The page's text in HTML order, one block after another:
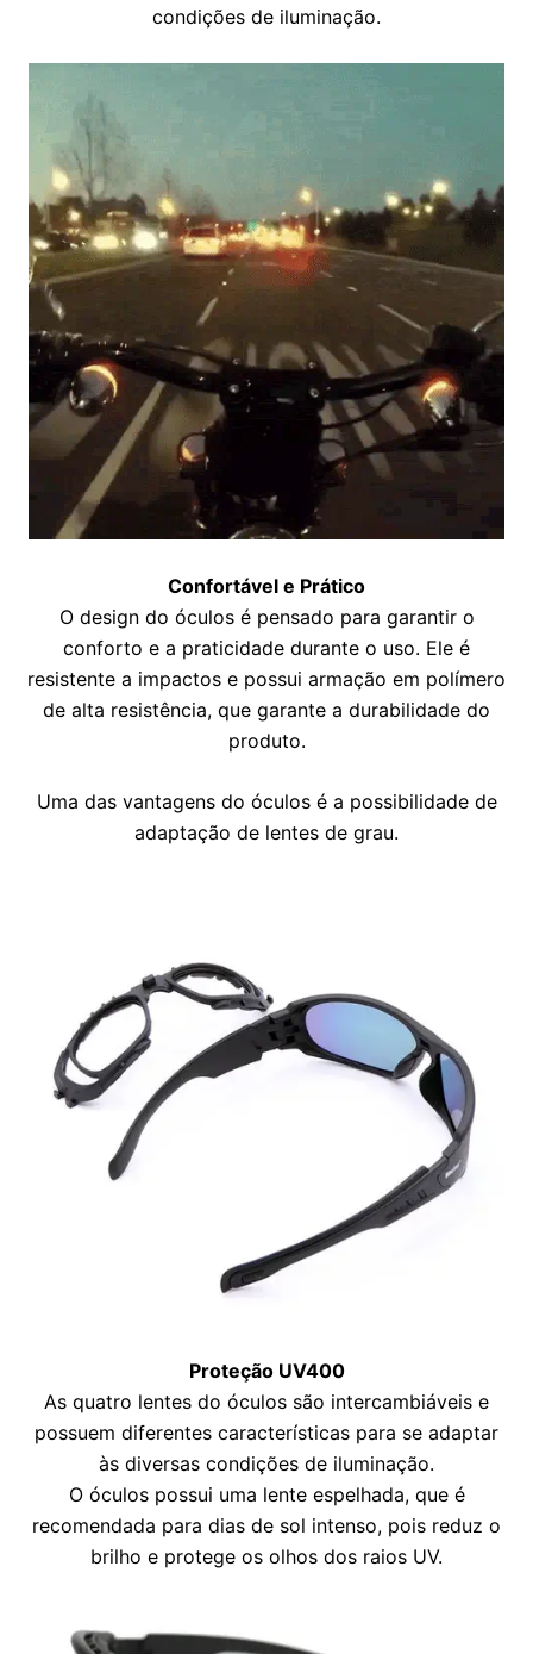
condições de iluminação.
Confortável e Prático
O design do óculos é pensado para garantir o
conforto e a praticidade durante o uso. Ele é
resistente a impactos e possui armação em polímero
de alta resistência, que garante a durabilidade do
produto.
Uma das vantagens do óculos é a possibilidade de
adaptação de lentes de grau.
Proteção UV400
As quatro lentes do óculos são intercambiáveis e
possuem diferentes características para se adaptar
às diversas condições de iluminação.
O óculos possui uma lente espelhada, que é
recomendada para dias de sol intenso, pois reduz o
brilho e protege os olhos dos raios UV.